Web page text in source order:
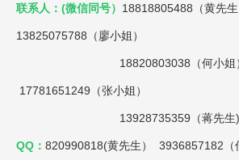
联系人：(微信同号） 18818805488（黄先
13825075788（廖小姐）
18820803038（何小姐
17781651249（张小姐）
13928735359（蒋先生)
QQ： 820990818(黄先生） 3936857182（